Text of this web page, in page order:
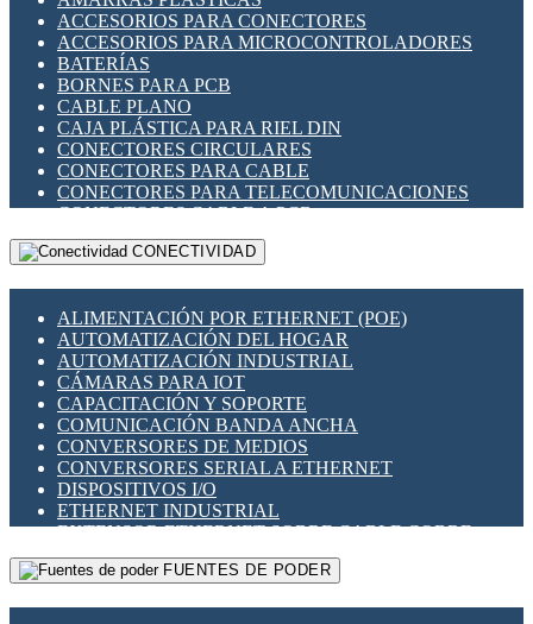
INDICADORES PARA PANEL
INTERFACES DE RELÉ
INTERRUPTORES FIN DE CARRERA
LLAVES CONMUTADORAS
MEDIDORES DE ENERGÍA Y TC'S DE CORRIENTE
MOTORES PASO A PASO
PANTALLAS HMI
PLC -CONTROLADORES LÓGICO PROGRAMABLES
PROGRAMADORES DE HORARIO
RELÉS DE PROTECCIÓN
SENSORES CAPACITIVOS
SENSORES INDUCTIVOS
TEMPORIZADORES
VARIACS
VARIADORES DE FRECUENCIA [VDF]
SECCIONADORES - INTERRUPTORES
MAQUINARIA
ACCESORIOS PARA CONECTORES
ACCESORIOS PARA MICROCONTROLADORES
BATERÍAS
BORNES PARA PCB
CABLE PLANO
CAJA PLÁSTICA PARA RIEL DIN
CONECTORES CIRCULARES
CONECTORES PARA CABLE
CONECTORES PARA TELECOMUNICACIONES
CONECTORES CABLE A PCB
CONECTORES PCB A CABLE
DIP SWITCHES
HERRAMIENTAS VARIAS
ILUMINACIÓN LED
INTERRUPTORES REED
INTERFACES DE RELÉ
OTROS RELÉS
PROTECCIÓN TÉRMICA
RELÉS AUTOMOTRICES
RELÉS DE SEÑAL
RELÉS DE ESTADO SÓLIDO SSR
RELÉS INDUSTRIALES
RELÉS MINIATURA DE POTENCIA
SENSORES MAGNÉTICOS
CONECTIVIDAD
ALIMENTACIÓN POR ETHERNET (POE)
AUTOMATIZACIÓN DEL HOGAR
AUTOMATIZACIÓN INDUSTRIAL
CÁMARAS PARA IOT
CAPACITACIÓN Y SOPORTE
COMUNICACIÓN BANDA ANCHA
CONVERSORES DE MEDIOS
CONVERSORES SERIAL A ETHERNET
DISPOSITIVOS I/O
ETHERNET INDUSTRIAL
EXTENSOR ETHERNET SOBRE CABLE COBRE
GATEWAY LORAWAN
GESTIÓN DE REDESFUENTES DE PODER